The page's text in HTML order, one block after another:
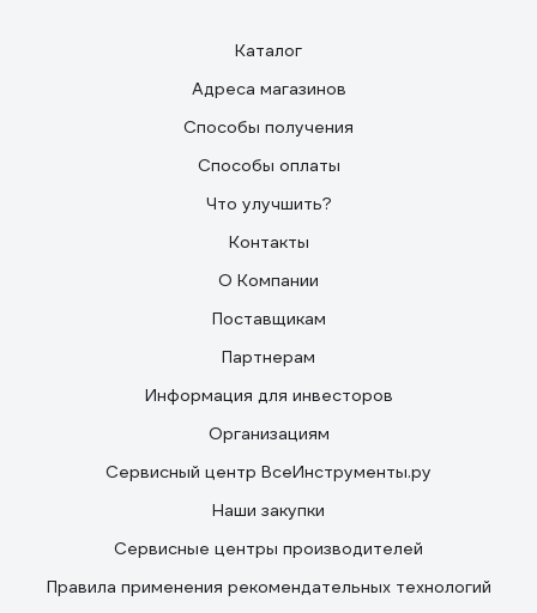
Каталог
Адреса магазинов
Способы получения
Способы оплаты
Что улучшить?
Контакты
О Компании
Поставщикам
Партнерам
Информация для инвесторов
Организациям
Сервисный центр ВсеИнструменты.ру
Наши закупки
Сервисные центры производителей
Правила применения рекомендательных технологий